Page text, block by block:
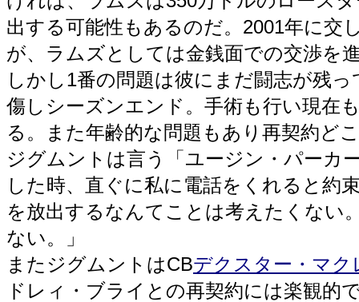
出する可能性もあるのだ。2001年に交
が、ラムズとしては金銭面での交渉を
しかし1番の問題は彼にまだ闘志が残
傷しシーズンエンド。手術も行い現在
る。また年齢的な問題もあり再契約ど
ジグムントは言う「ユージン・パーカ
した時、直ぐに私に電話をくれると約
を放出するなんてことは考えたくない
ない。」
またジグムントはCBデクスター・マク
ドレィ・ブライとの再契約には楽観